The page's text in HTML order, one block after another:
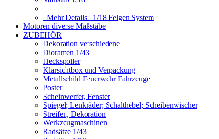
Mehr Details: 1/18 Felgen System
Motoren diverse Maßstäbe
ZUBEHÖR
Dekoration verschiedene
Dioramen 1/43
Heckspoiler
Klarsichtbox und Verpackung
Metallschild Feuerwehr Fahrzeuge
Poster
Scheinwerfer, Fenster
Spiegel; Lenkräder; Schalthebel; Scheibenwischer
Streifen, Dekoration
Werkzeugmaschinen
Radsätze 1/43